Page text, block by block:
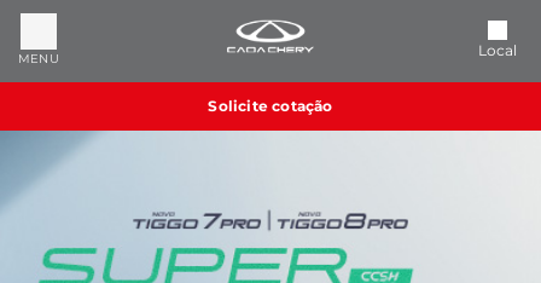
MENU Local
Solicite cotação